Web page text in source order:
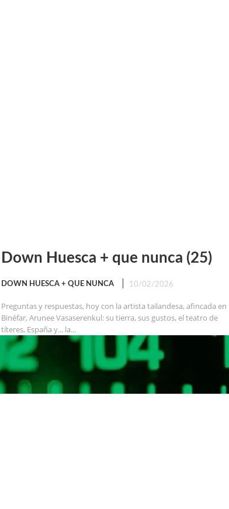
Down Huesca + que nunca (25)
DOWN HUESCA + QUE NUNCA 10/02/2026
Preguntas y respuestas, hoy con la artista tailandesa, afincada en
Binéfar, Arunee Vasaserenkul: su tierra, sus gustos, el teatro de
títeres, España y... la...